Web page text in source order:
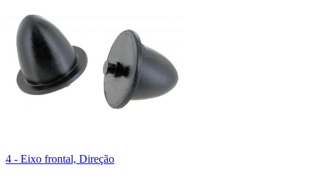
4 - Eixo frontal, Direção